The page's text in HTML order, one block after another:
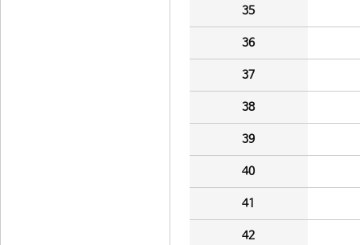
35
36
37
38
39
40
41
42